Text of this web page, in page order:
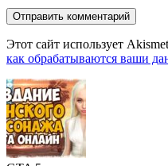
Этот сайт использует
как обрабатываются ваши